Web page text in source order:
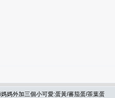
媽外加三個小可愛:蛋黃/蕃茄蛋/茶葉蛋